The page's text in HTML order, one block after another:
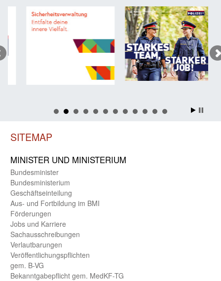
SITEMAP
MINISTER UND MINIST­ERIUM
Bundes­minister
Bundes­ministerium
Geschäfts­einteilung
Aus- und Fortbildung im BMI
Förderungen
Jobs und Karriere
Sachaus­schreibungen
Verlautbarungen
Veröffentlichungspflichten
gem. B-VG
Bekanntgabepflicht gem. MedKF-TG